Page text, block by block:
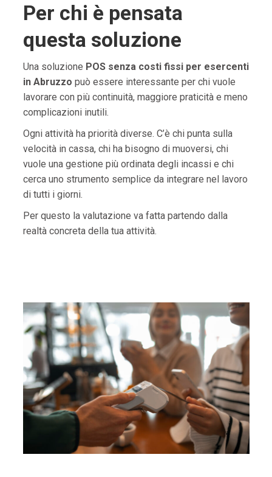
Per chi è pensata
questa soluzione
Una soluzione POS senza costi fissi per esercenti
in Abruzzo può essere interessante per chi vuole
lavorare con più continuità, maggiore praticità e meno
complicazioni inutili.
Ogni attività ha priorità diverse. C’è chi punta sulla
velocità in cassa, chi ha bisogno di muoversi, chi
vuole una gestione più ordinata degli incassi e chi
cerca uno strumento semplice da integrare nel lavoro
di tutti i giorni.
Per questo la valutazione va fatta partendo dalla
realtà concreta della tua attività.